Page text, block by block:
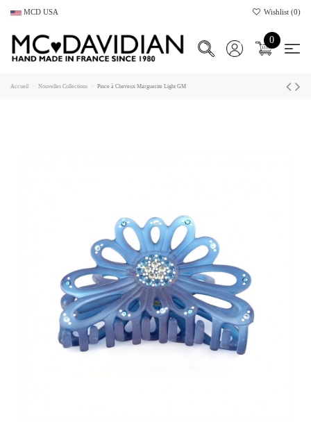
MCD USA Wishlist (0)
0
Accueil Nouvelles Collections Pince à Cheveux Marguerite Light GM